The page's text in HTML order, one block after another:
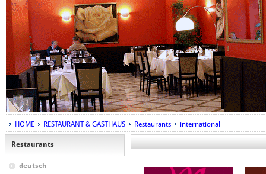
HOME RESTAURANT & GASTHAUS Restaurants international
Restaurants
deutsch